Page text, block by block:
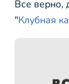
Все верно,
"Клубная